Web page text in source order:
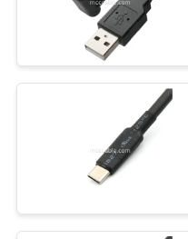
করুন
গোপনীয়তা